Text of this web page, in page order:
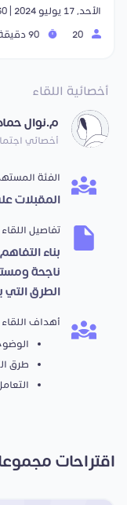
الأحد, 17 يوليو 2024 | 03:30 م - 05:00 م
أخصائية اللقاء
م.نوال
أخصائي
الفئة
المقبلات
تفاصيل اللقاء
بناء
ناجحة
الطرق
أهداف اللقاء
طرق
اقتراحات